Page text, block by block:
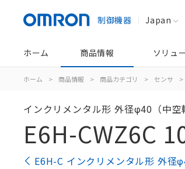
制御機器 Japan
ホーム 商品情報 ソリュ
ホーム > 商品情報 > 商品カテゴリ > センサ >
インクリメンタル形 外径φ40（中空
E6H-CWZ6C
E6H-C インクリメンタル形 外径